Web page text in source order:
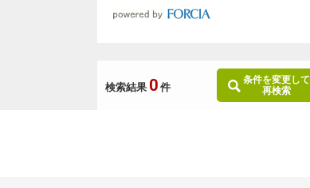
検索結果 0 件
条件を変更して
再検索